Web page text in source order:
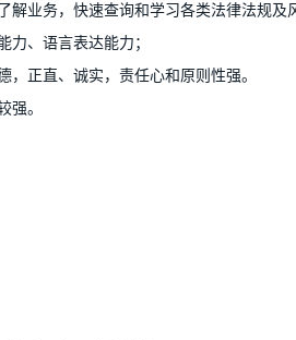
业务，快速查询和学习各类法律法规及
、语言表达能力；
正直、诚实，责任心和原则性强。
强。